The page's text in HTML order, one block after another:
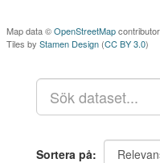
Map data ©OpenStreetMap
Tiles by Stamen Design (CC BY 3.0)
Sortera på